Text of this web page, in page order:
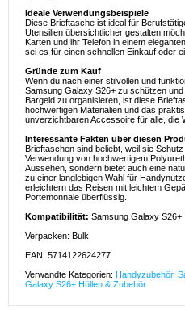
Ideale Verwendungsbeispiele
Diese Brieftasche ist ideal für
Utensilien übersichtlicher gestalten
Karten und ihr Telefon in einem
sei es für einen schnellen Einkauf oder
Gründe zum Kauf
Wenn du nach einer stilvollen und
Samsung Galaxy S26+ zu schützen
Bargeld zu organisieren, ist diese
hochwertigen Materialien und das
unverzichtbaren Accessoire für alle, die
Interessante Fakten über diesen
Brieftaschen sind beliebt, weil sie
Verwendung von hochwertigem
Aussehen, sondern bietet auch eine
zu einer langlebigen Wahl für
erleichtern das Reisen mit leichtem
Portemonnaie überflüssig.
Kompatibilität: Samsung Galaxy S26+
Verpacken: Bulk
EAN: 5714122624277
Verwandte Kategorien: Handyzubehör,
Galaxy S26+ Hüllen & Zubehör